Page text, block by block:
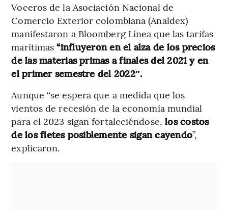
Voceros de la Asociación Nacional de
Comercio Exterior colombiana (Analdex)
manifestaron a Bloomberg Línea que las tarifas
marítimas“influyeron en el alza de los precios
de las materias primas a finales del 2021 y en
el primer semestre del 2022″.
Aunque “se espera que a medida que los
vientos de recesión de la economía mundial
para el 2023 sigan fortaleciéndose, los costos
de los fletes posiblemente sigan cayendo”,
explicaron.